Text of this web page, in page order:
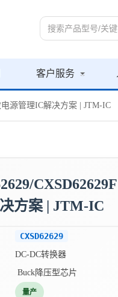
客户服务
源管理IC解决方案 | JTM-IC
方案 | JTM-IC
CXSD62629
DC-DC转换器
Buck降压型芯片
量产